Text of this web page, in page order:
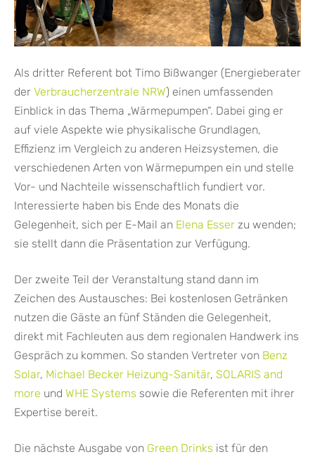
Als dritter Referent bot Timo Bißwanger (Energieberater
der Verbraucherzentrale NRW) einen umfassenden
Einblick in das Thema „Wärmepumpen“. Dabei ging er
auf viele Aspekte wie physikalische Grundlagen,
Effizienz im Vergleich zu anderen Heizsystemen, die
verschiedenen Arten von Wärmepumpen ein und stelle
Vor- und Nachteile wissenschaftlich fundiert vor.
Interessierte haben bis Ende des Monats die
Gelegenheit, sich per E-Mail an Elena Esser zu wenden;
sie stellt dann die Präsentation zur Verfügung.
Der zweite Teil der Veranstaltung stand dann im
Zeichen des Austausches: Bei kostenlosen Getränken
nutzen die Gäste an fünf Ständen die Gelegenheit,
direkt mit Fachleuten aus dem regionalen Handwerk ins
Gespräch zu kommen. So standen Vertreter von Benz
Solar, Michael Becker Heizung-Sanitär, SOLARIS and
more und WHE Systems sowie die Referenten mit ihrer
Expertise bereit.
Die nächste Ausgabe von Green Drinks ist für den